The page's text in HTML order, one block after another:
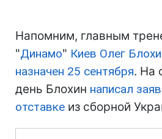
Напомним, главным
"Динамо" Киев Олег
назначен 25 сентября. На
день Блохин написал
отставке из сборной